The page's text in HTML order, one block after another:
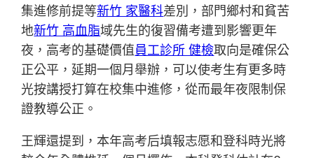
集進修前提等新竹 家醫科差別，部門鄉村和貧苦
地新竹 高血脂域先生的復習備考遭到影響更年
夜，高考的基礎價值員工診所 健檢取向是確保公
正公平，延期一個月舉辦，可以使考生有更多時
光按講授打算在校集中進修，從而最年夜限制保
證教導公正。
王輝還提到，本年高考后填報志愿和登科時光將